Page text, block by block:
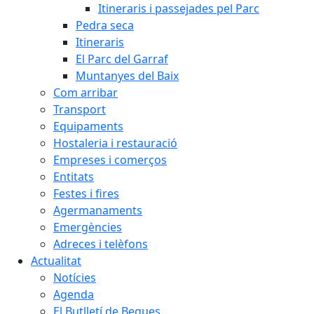
Itineraris i passejades pel Parc
Pedra seca
Itineraris
El Parc del Garraf
Muntanyes del Baix
Com arribar
Transport
Equipaments
Hostaleria i restauració
Empreses i comerços
Entitats
Festes i fires
Agermanaments
Emergències
Adreces i telèfons
Actualitat
Notícies
Agenda